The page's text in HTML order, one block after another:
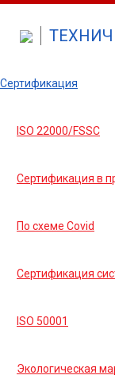
Сертификация
ISO 22000/FSSC
Сертификация в
По схеме Covid
Сертификация
ISO 50001
Экологическая